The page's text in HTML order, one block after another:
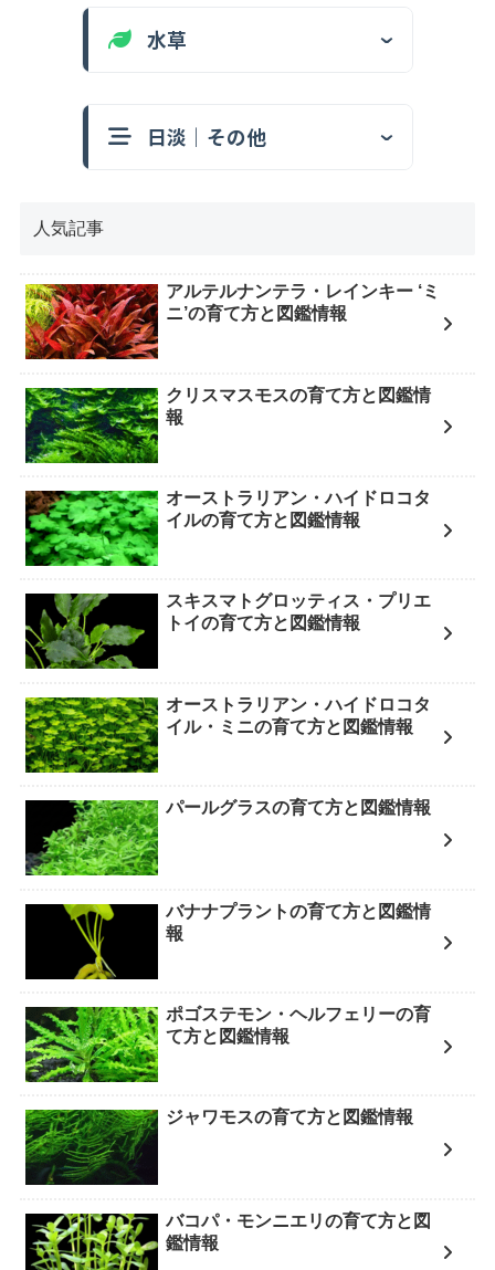
水草
日淡｜その他
人気記事
アルテルナンテラ・レインキー ‘ミ
ニ’の育て方と図鑑情報
クリスマスモスの育て方と図鑑情
報
オーストラリアン・ハイドロコタ
イルの育て方と図鑑情報
スキスマトグロッティス・プリエ
トイの育て方と図鑑情報
オーストラリアン・ハイドロコタ
イル・ミニの育て方と図鑑情報
パールグラスの育て方と図鑑情報
バナナプラントの育て方と図鑑情
報
ポゴステモン・ヘルフェリーの育
て方と図鑑情報
ジャワモスの育て方と図鑑情報
バコパ・モンニエリの育て方と図
鑑情報